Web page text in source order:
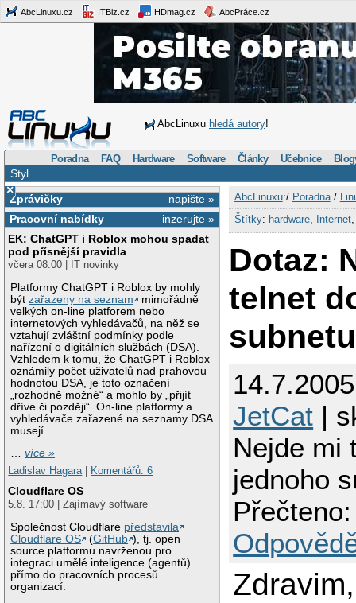
AbcLinuxu.cz ITBiz.cz HDmag.cz AbcPráce.cz
AbcLinuxu hledá autory!
Poradna FAQ Hardware Software Články Učebnice
Styl
×
napište »
Zprávičky
inzerujte »
Pracovní nabídky
EK: ChatGPT i Roblox mohou spadat
pod přísnější pravidla
včera 08:00 | IT novinky
Platformy ChatGPT i Roblox by mohly
býtzařazeny na seznam
mimořádně
velkých on-line platforem nebo
internetových vyhledávačů, na něž se
vztahují zvláštní podmínky podle
nařízení o digitálních službách (DSA).
Vzhledem k tomu, že ChatGPT i Roblox
oznámily počet uživatelů nad prahovou
hodnotou DSA, je toto označení
„rozhodně možné“ a mohlo by „přijít
dříve či později“. On-line platformy a
vyhledávače zařazené na seznamy DSA
musejí
…více »
Ladislav Hagara
Komentářů: 6
Cloudflare OS
5.8. 17:00 | Zajímavý software
Společnost Cloudflare představila
Cloudflare OS
(GitHub ), tj. open
source platformu navrženou pro
integraci umělé inteligence (agentů)
přímo do pracovních procesů
organizací.
AbcLinuxu:/ Poradna/
Štítky: hardware, Internet
Dotaz:
telnet
subnetu
JetCat |
Nejde mi
jednoho
Zdravim,